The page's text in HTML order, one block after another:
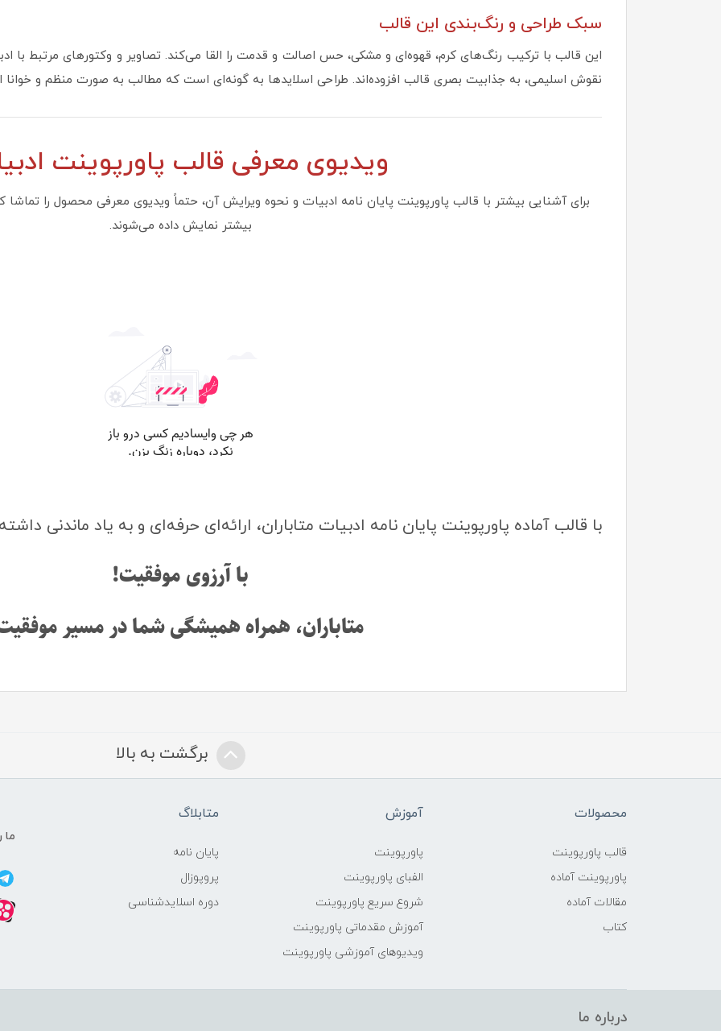
سبک طراحی و رنگ‌بندی این قالب
این قالب با ترکیب رنگ‌های کرم، قهوه‌ای و مشکی، حس اصالت و قدمت را القا می‌کند. تصاویر و وکتورهای مرتبط با
نقوش اسلیمی، به جذابیت بصری قالب افزوده‌اند. طراحی اسلایدها به گونه‌ای است که مطالب به صورت منظم و
ویدیوی معرفی قالب پاورپوینت
برای آشنایی بیشتر با قالب پاورپوینت پایان نامه ادبیات و نحوه ویرایش آن، حتماً ویدیوی معرفی محصول را تماشا
بیشتر نمایش داده می‌شوند.
با قالب آماده پاورپوینت پایان نامه ادبیات متاباران، ارائه‌ای حرفه‌ای و به یاد ماندنی
با آرزوی موفقیت!
متاباران، همراه همیشگی شما در مسیر
برگشت به بالا
محصولات
قالب پاورپوینت
پاورپوینت آماده
مقالات آماده
کتاب
آموزش
پاورپوینت
الفبای پاورپوینت
شروع سریع پاورپوینت
آموزش مقدماتی پاورپوینت
ویدیوهای آموزشی پاورپوینت
متابلاگ
پایان نامه
پروپوزال
دوره اسلایدشناسی
ما
درباره ما